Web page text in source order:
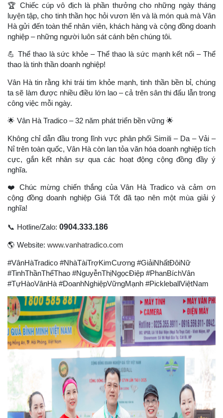
🏆 Chiếc cúp vô địch là phần thưởng cho những ngày tháng
luyện tập, cho tinh thần học hỏi vươn lên và là món quà mà Vân
Hà gửi đến toàn thể nhân viên, khách hàng và cộng đồng doanh
nghiệp – những người luôn sát cánh bên chúng tôi.
💪 Thể thao là sức khỏe – Thể thao là sức mạnh kết nối – Thể
thao là tinh thần doanh nghiệp!
Vân Hà tin rằng khi trái tim khỏe mạnh, tinh thần bền bỉ, chúng
ta sẽ làm được nhiều điều lớn lao – cả trên sân thi đấu lẫn trong
công việc mỗi ngày.
🌟 Vân Hà Tradico – 32 năm phát triển bền vững 🌟
Không chỉ dẫn đầu trong lĩnh vực phân phối Simili – Da – Vải –
Nỉ trên toàn quốc, Vân Hà còn lan tỏa văn hóa doanh nghiệp tích
cực, gắn kết nhân sự qua các hoạt động cộng đồng đầy ý
nghĩa.
❤
️ Chúc mừng chiến thắng của Vân Hà Tradico và cảm ơn
cộng đồng doanh nghiệp Giá Tốt đã tạo nên một mùa giải ý
nghĩa!
📞 Hotline/Zalo: 0904.333.186
🌎 Website: www.vanhatradico.com
#VânHàTradico #NhàTàiTrợKimCương #GiảiNhấtĐôiNữ
#TinhThầnThểThao #NguyễnThịNgọcĐiệp #PhanBíchVân
#TựHàoVânHà #DoanhNghiệpVữngMạnh #PickleballViệtNam